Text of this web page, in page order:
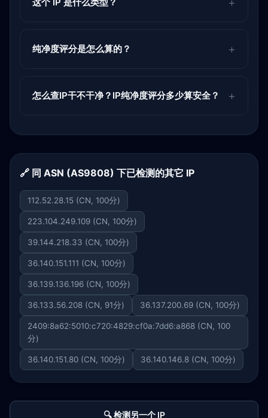
纯净度评分是怎么算的？
怎么查IP干不干净？IP纯净度评分多少算安全？
🔗 同 ASN (AS9808) 下已检测的其它 IP
112.52.28.15 (CN, 100分)
223.104.249.109 (CN, 100分)
39.144.218.33 (CN, 100分)
36.140.151.111 (CN, 100分)
36.139.136.196 (CN, 100分)
36.133.56.208 (CN, 91分) 36.137.200.69 (CN, 100分)
2409:8a62:5010:c720:4829:cf0a:7dd6:a868 (CN, 100
分)
36.140.151.80 (CN, 100分) 36.140.146.8 (CN, 100分)
🔍 检测另一个 IP